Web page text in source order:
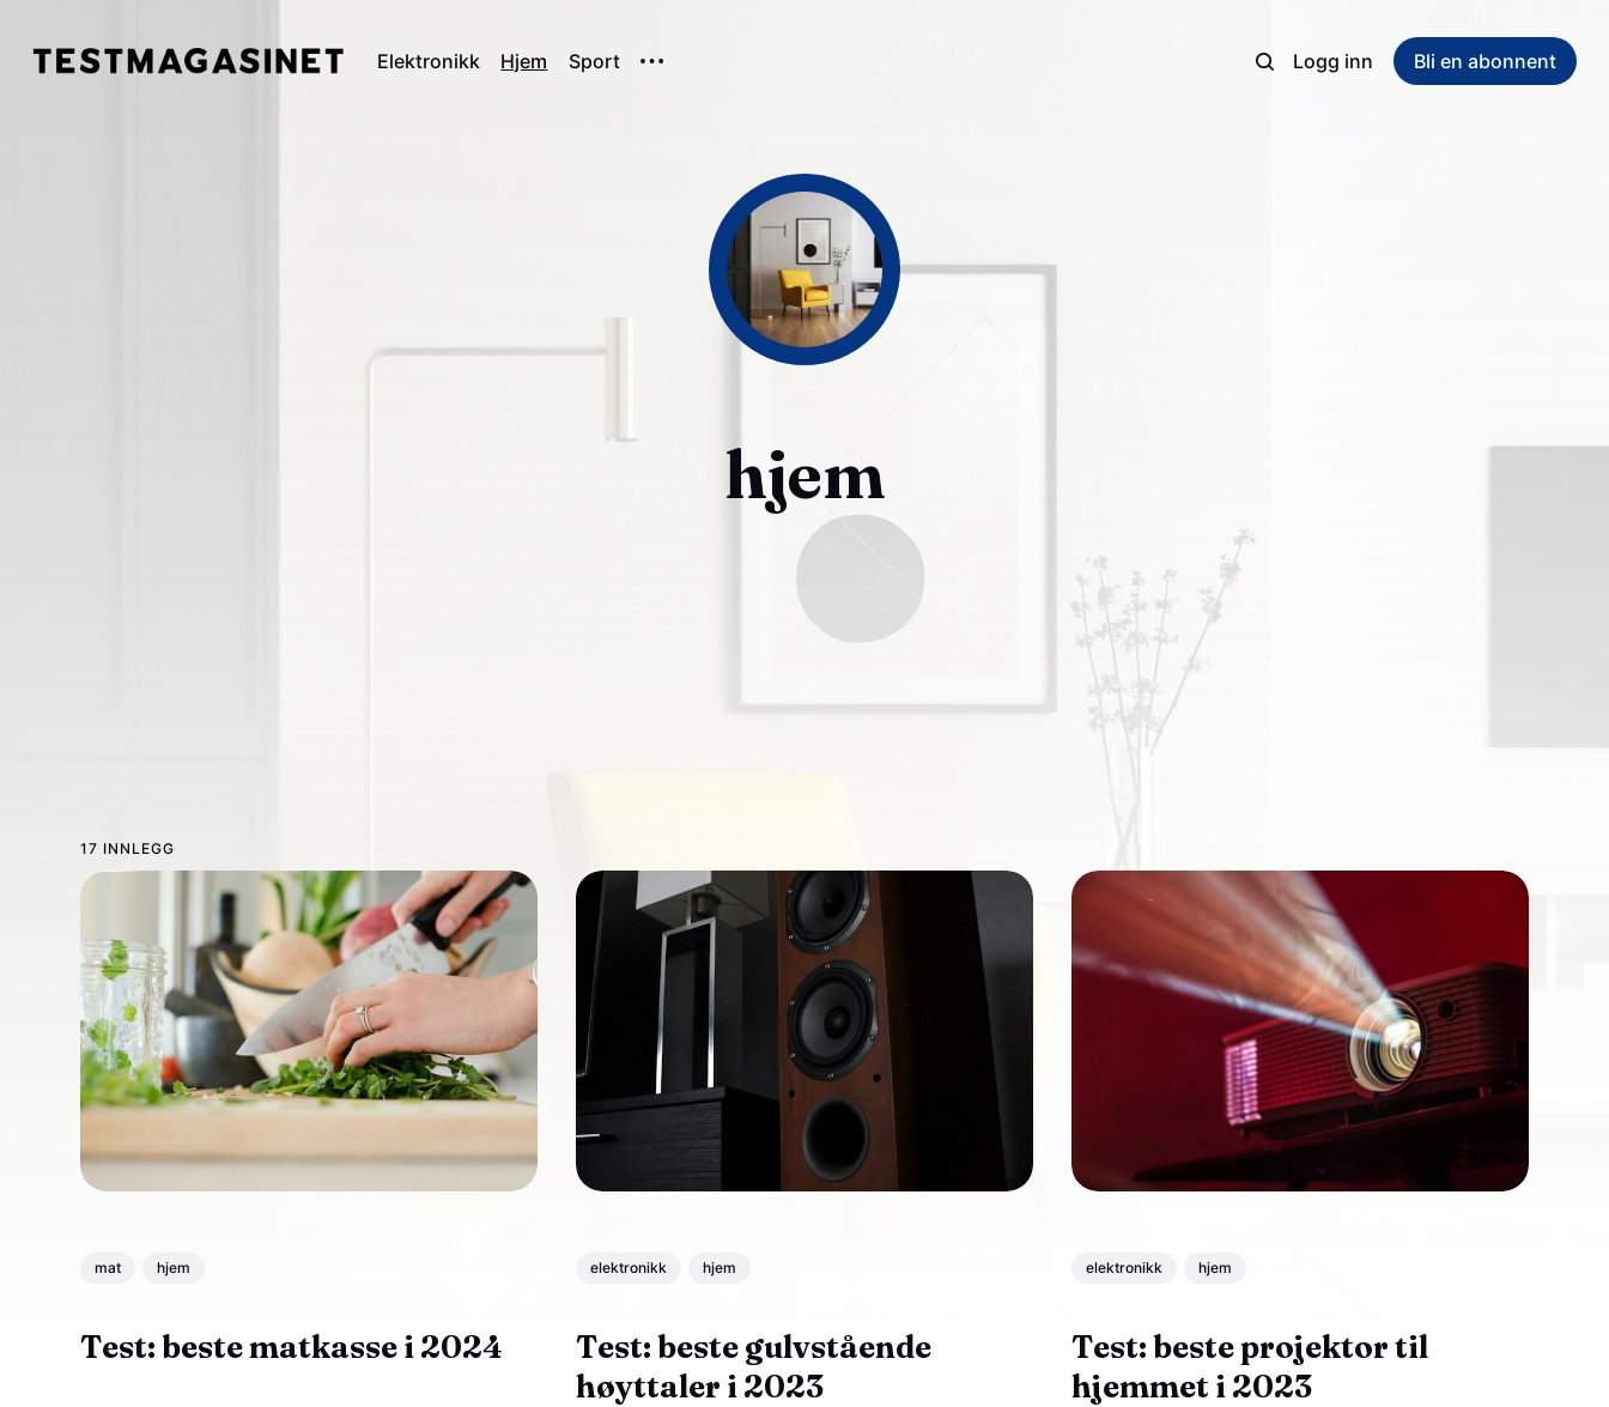
Elektronikk Hjem Sport Logg inn Bli en abonnent
hjem
17 INNLEGG
mat hjem
Test: beste matkasse i 2024
elektronikk hjem
Test: beste gulvstående
høyttaler i 2023
elektronikk hjem
Test: beste projektor til
hjemmet i 2023